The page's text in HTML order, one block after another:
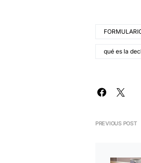
qué es la
PREVIOUS POST